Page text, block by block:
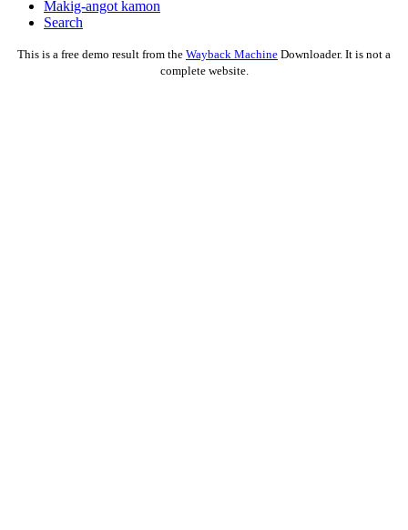
Makig-angot kamon
Search
This is a free demo result from the Wayback Machine Downloader. It is not a
complete website.